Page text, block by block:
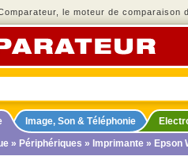
le moteur de comparaison
Image, Son & Téléphonie
» Périphériques » Imprimante » Epson